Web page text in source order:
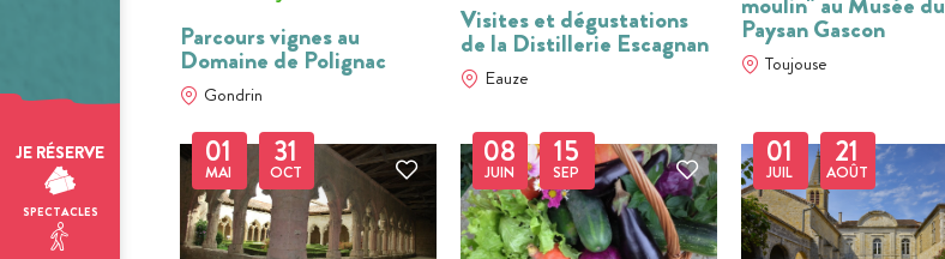
JE RÉSERVE
SPECTACLES
Parcours vignes au
Domaine de Polignac
Gondrin
Visites et dégustations
de la Distillerie Escagnan
Eauze
Paysan Gascon
Toujouse
01
MAI
31
OCT
08
JUIN
15
SEP
01
JUIL
21
AOÛT